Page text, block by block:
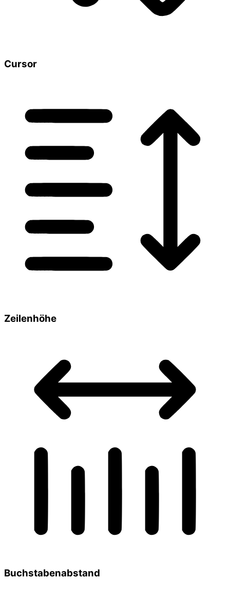
Cursor
Zeilenhöhe
Buchstabenabstand